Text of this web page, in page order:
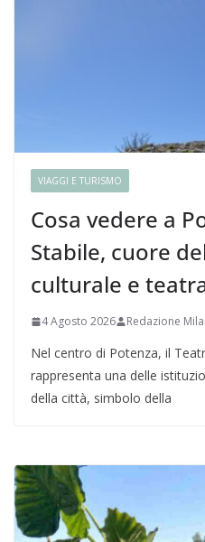
VIAGGI E TURISMO
Cosa vedere a
Stabile, cuore
culturale e
4 Agosto 2026 Redazione
Nel centro di Potenza, il
rappresenta una delle
della città, simbolo della